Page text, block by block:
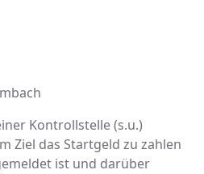
Kontrollstelle (s.u.)
Ziel das Startgeld zu zahlen
ist und darüber